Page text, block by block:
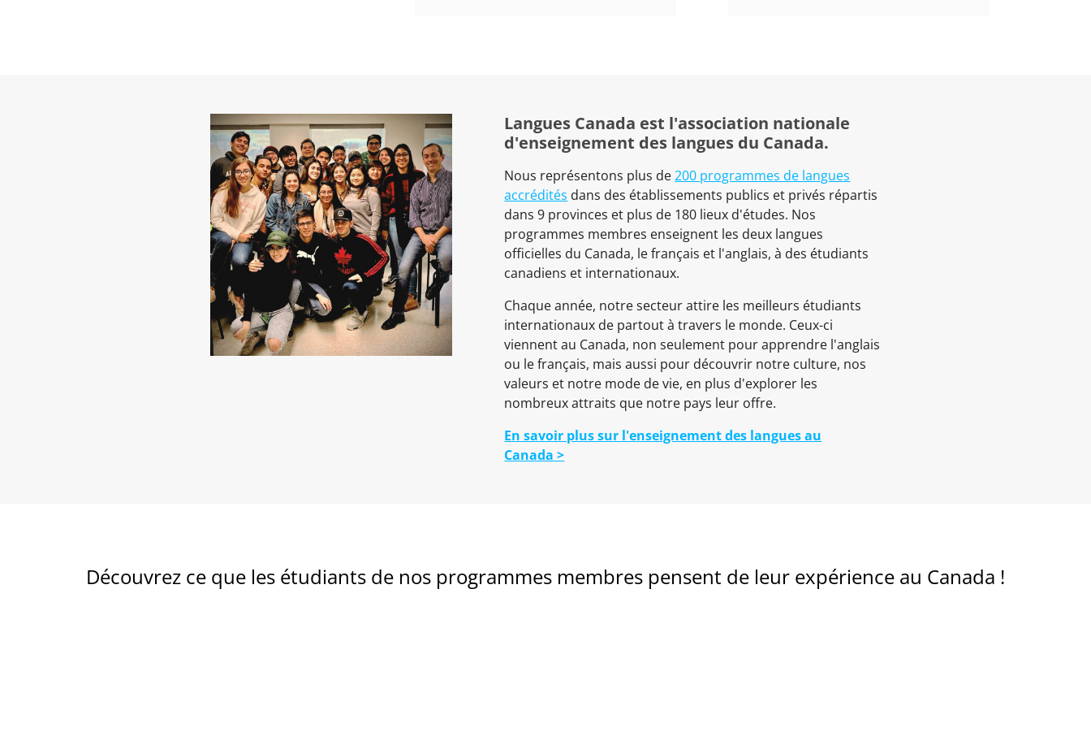
Langues Canada est l'association nationale
d'enseignement des langues du Canada.
Nous représentons plus de200 programmes de langues
accrédités dans des établissements publics et privés répartis
dans 9 provinces et plus de 180 lieux d'études. Nos
programmes membres enseignent les deux langues
officielles du Canada, le français et l'anglais, à des étudiants
canadiens et internationaux.
Chaque année, notre secteur attire les meilleurs étudiants
internationaux de partout à travers le monde. Ceux-ci
viennent au Canada, non seulement pour apprendre l'anglais
ou le français, mais aussi pour découvrir notre culture, nos
valeurs et notre mode de vie, en plus d'explorer les
nombreux attraits que notre pays leur offre.
En savoir plus sur l'enseignement des langues au
Canada >
Découvrez ce que les étudiants de nos programmes membres pensent de leur expérience au Canada !